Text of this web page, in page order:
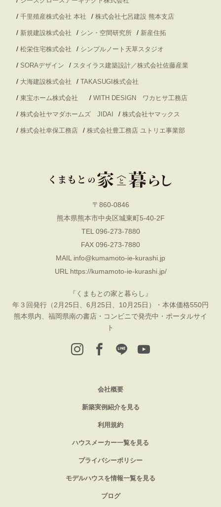
/ 千里殖産株式会社 本社 / 株式会社七呂建設 熊本支店
/ 新規建設株式会社 / シン・空間研究所 / 新産住拓
/ 松栄住宅株式会社 / シンプルノート天草スタジオ
/ SORAデザイン / スタイラス建築設計／株式会社佐藤産業
/ 大海建設株式会社 / TAKASUGI株式会社
/ 東宝ホーム株式会社 / WITH DESIGN ワカヒサ工務店
/ 株式会社ヤマダホームズ JIDAI / 株式会社ヤマックス
/ 株式会社幸保工務店 / 株式会社豊工務店 ユトリエ事業部
〒860-0846
熊本県熊本市中央区城東町5-40-2F
TEL 096-273-7880
FAX 096-273-7880
MAIL info@kumamoto-ie-kurashi.jp
URL https://kumamoto-ie-kurashi.jp/
『くまもとの家と暮らし』
年３回発行（2月25日、6月25日、10月25日）・本体価格550円
熊本県内、福岡県南の書店・コンビニで発売中・ポータルサイ
ト
会社概要
新築実例紹介を見る
利用規約
ハウスメーカー一覧を見る
プライバシーポリシー
モデルハウスを情報一覧を見る
ブログ